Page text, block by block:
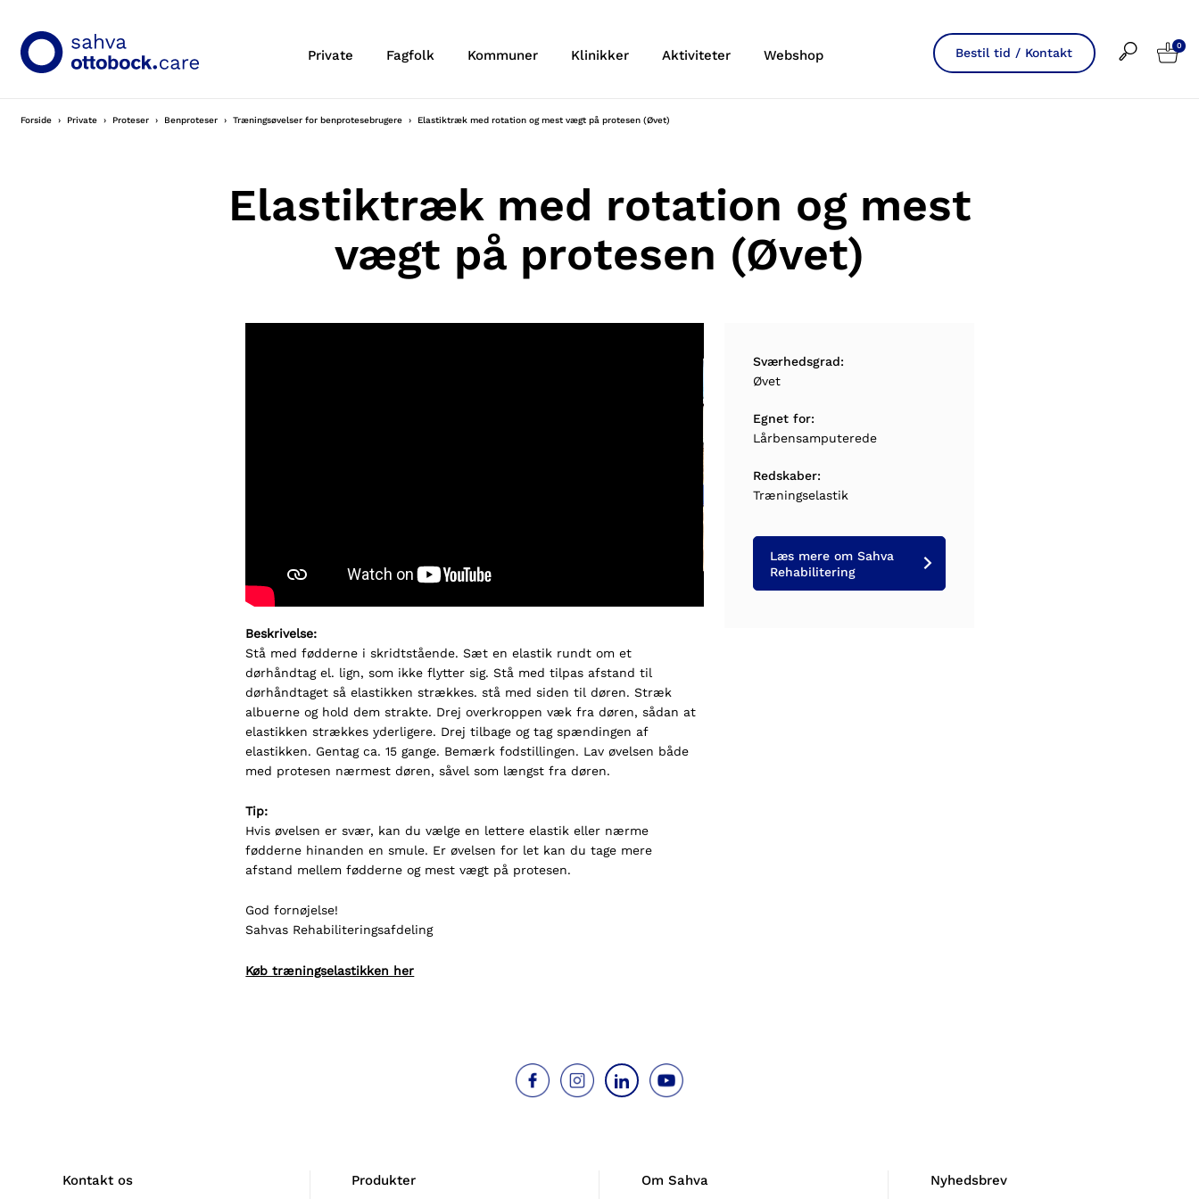
Private Fagfolk Kommuner Klinikker Aktiviteter Webshop Bestil tid / Kontakt 0
Forside Private Proteser Benproteser Træningsøvelser for benprotesebrugere Elastiktræk med rotation og mest vægt på protesen (Øvet)
Elastiktræk med rotation og mest
vægt på protesen (Øvet)
Beskrivelse:
Stå med fødderne i skridtstående. Sæt en elastik rundt om et
dørhåndtag el. lign, som ikke flytter sig. Stå med tilpas afstand til
dørhåndtaget så elastikken strækkes. stå med siden til døren. Stræk
albuerne og hold dem strakte. Drej overkroppen væk fra døren, sådan at
elastikken strækkes yderligere. Drej tilbage og tag spændingen af
elastikken. Gentag ca. 15 gange. Bemærk fodstillingen. Lav øvelsen både
med protesen nærmest døren, såvel som længst fra døren.
Tip:
Hvis øvelsen er svær, kan du vælge en lettere elastik eller nærme
fødderne hinanden en smule. Er øvelsen for let kan du tage mere
afstand mellem fødderne og mest vægt på protesen.
God fornøjelse!
Sahvas Rehabiliteringsafdeling
Køb træningselastikken her
Sværhedsgrad:
Øvet
Egnet for:
Lårbensamputerede
Redskaber:
Træningselastik
Læs mere om Sahva
Rehabilitering
Kontakt os Produkter Om Sahva Nyhedsbrev